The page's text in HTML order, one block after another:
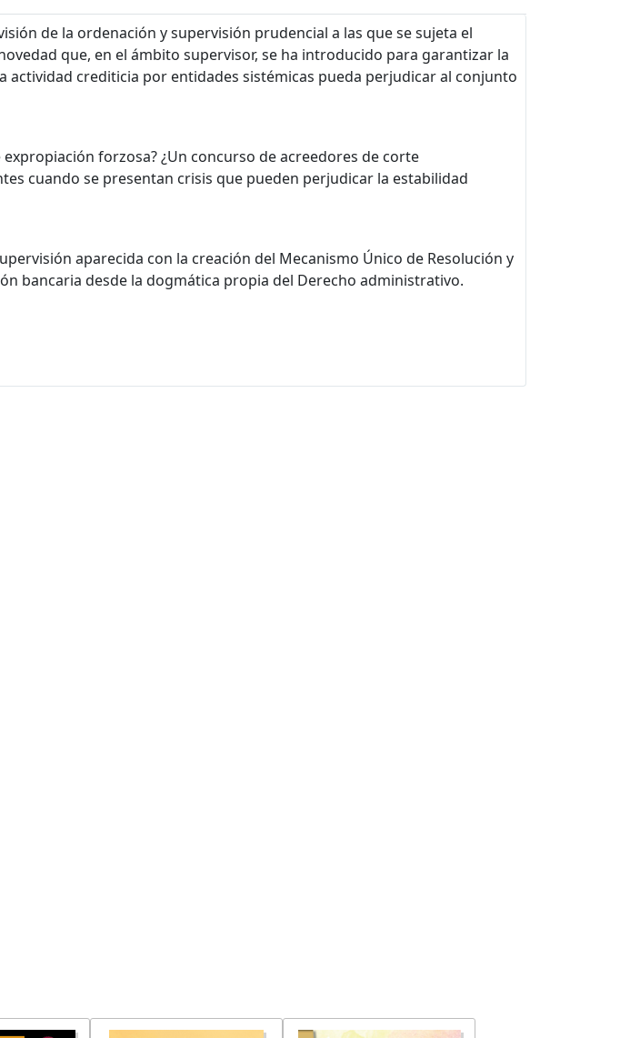
de la ordenación y supervisión prudencial a las que se sujeta el
que, en el ámbito supervisor, se ha introducido para garantizar la
crediticia por entidades sistémicas pueda perjudicar al conjunto
forzosa? ¿Un concurso de acreedores de corte
cuando se presentan crisis que pueden perjudicar la estabilidad
aparecida con la creación del Mecanismo Único de Resolución y
bancaria desde la dogmática propia del Derecho administrativo.